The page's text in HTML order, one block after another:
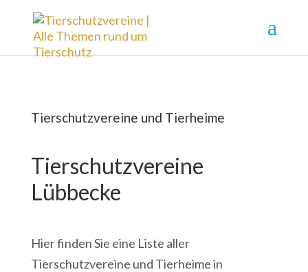
Tierschutzvereine und Tierheime
Tierschutzvereine
Lübbecke
Hier finden Sie eine Liste aller
Tierschutzvereine und Tierheime in